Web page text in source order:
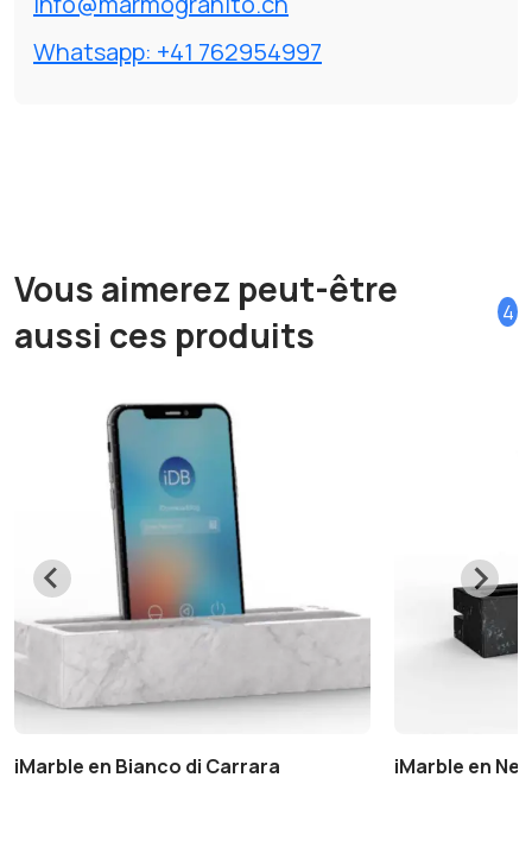
Whatsapp: +41 762954997
Vous aimerez peut-être
aussi ces produits
4
iMarble en Bianco di Carrara iMarble en